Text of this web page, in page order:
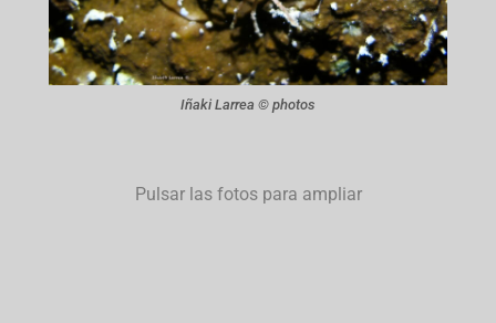
Iñaki Larrea © photos
Pulsar las fotos para ampliar